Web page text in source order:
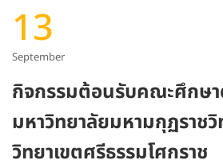
13
September
กิจกรรมต้อนรับคณะศึกษา
มหาวิทยาลัยมหามกุฏราช
วิทยาเขตศรีธรรมโศกราช